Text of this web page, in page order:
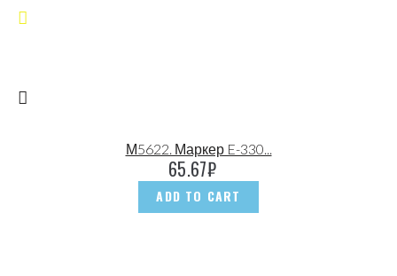
М5622. Маркер E-330...
65.67₽
ADD TO CART